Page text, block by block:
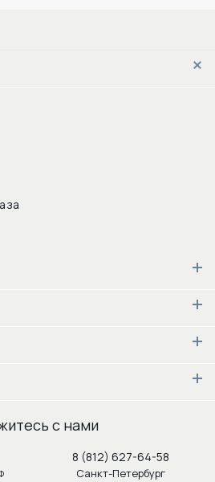
с нами
8 (812) 627-64-58
Санкт-Петербург